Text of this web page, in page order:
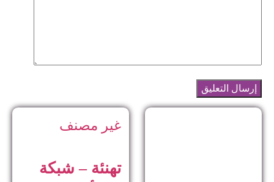
غير مصنف
تهنئة – شبكة